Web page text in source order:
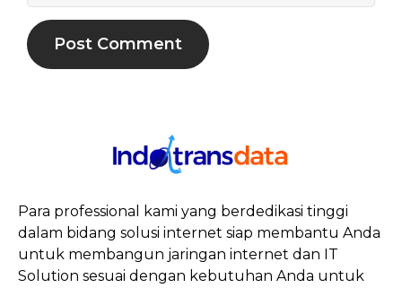
Para professional kami yang berdedikasi tinggi
dalam bidang solusi internet siap membantu Anda
untuk membangun jaringan internet dan IT
Solution sesuai dengan kebutuhan Anda untuk